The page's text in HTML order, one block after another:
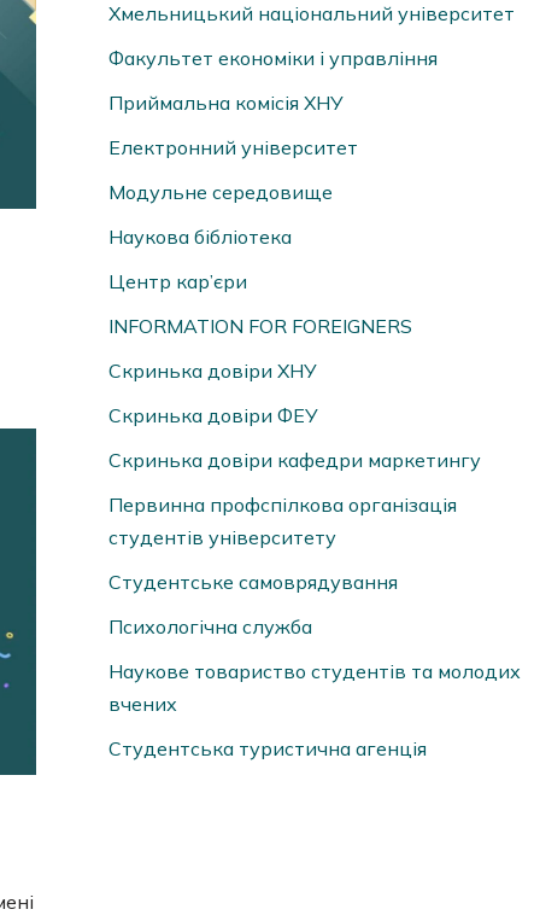
Хмельницький національний університет
Факультет економіки і управління
Приймальна комісія ХНУ
Електронний університет
Модульне середовище
Наукова бібліотека
Центр кар’єри
INFORMATION FOR FOREIGNERS
Скринька довіри ХНУ
Скринька довіри ФЕУ
Скринька довіри кафедри маркетингу
Первинна профспілкова організація
студентів університету
Студентське самоврядування
Психологічна служба
Наукове товариство студентів та молодих
вчених
Студентська туристична агенція